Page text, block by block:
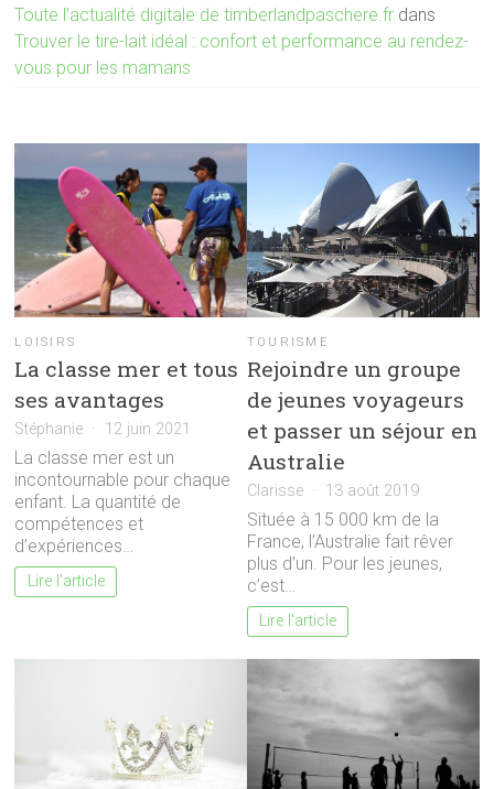
Toute l'actualité digitale de timberlandpaschere.fr dans
Trouver le tire-lait idéal : confort et performance au rendez-
vous pour les mamans
LOISIRS
La classe mer et tous
ses avantages
Stéphanie 12 juin 2021
La classe mer est un
incontournable pour chaque
enfant. La quantité de
compétences et
d’expériences…
Lire l'article
TOURISME
Rejoindre un groupe
de jeunes voyageurs
et passer un séjour en
Australie
Clarisse 13 août 2019
Située à 15 000 km de la
France, l’Australie fait rêver
plus d’un. Pour les jeunes,
c’est…
Lire l'article